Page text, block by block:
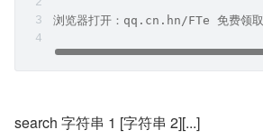
浏览器打开：qq.cn.hn/FTe 免费领取
search 字符串 1 [字符串 2][...]